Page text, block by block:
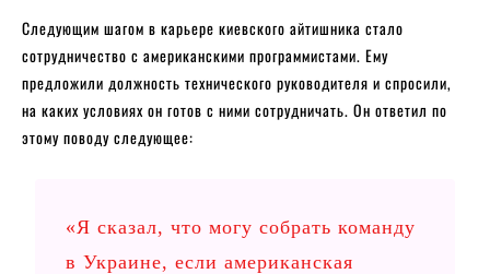
Следующим шагом в карьере киевского айтишника стало
сотрудничество с американскими программистами. Ему
предложили должность технического руководителя и спросили,
на каких условиях он готов с ними сотрудничать. Он ответил по
этому поводу следующее:
«Я сказал, что могу собрать команду
в Украине, если американская